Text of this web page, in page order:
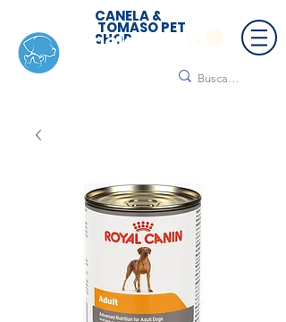
CANELA &
TOMASO PET
SHOP